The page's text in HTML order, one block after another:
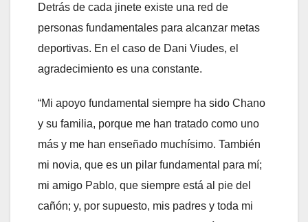
Detrás de cada jinete existe una red de
personas fundamentales para alcanzar metas
deportivas. En el caso de Dani Viudes, el
agradecimiento es una constante.
“Mi apoyo fundamental siempre ha sido Chano
y su familia, porque me han tratado como uno
más y me han enseñado muchísimo. También
mi novia, que es un pilar fundamental para mí;
mi amigo Pablo, que siempre está al pie del
cañón; y, por supuesto, mis padres y toda mi